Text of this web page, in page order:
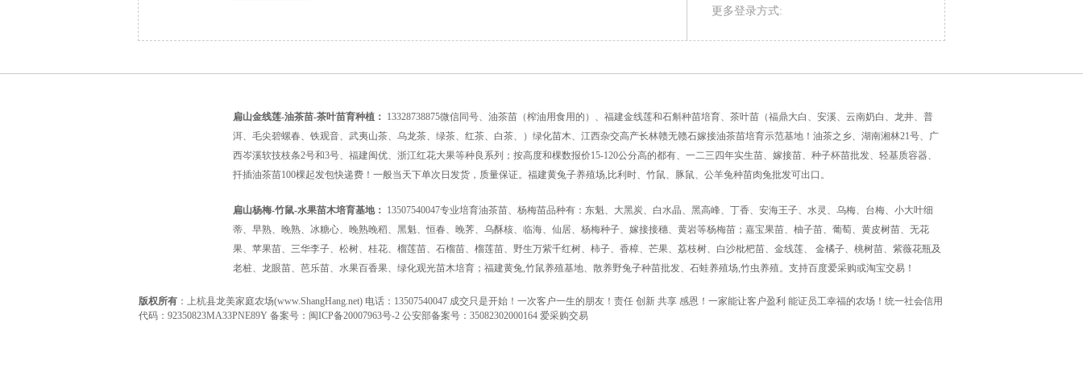
更多登录方式:
扁山金线莲-油茶苗-茶叶苗育种植： 13328738875微信同号、油茶苗（榨油用食用的）、福建金线莲和石斛种苗培育、茶叶苗（福鼎大白、安溪、云南奶白、龙井、普
洱、毛尖碧螺春、铁观音、武夷山茶、乌龙茶、绿茶、红茶、白茶、）绿化苗木、江西杂交高产长林赣无赣石嫁接油茶苗培育示范基地！油茶之乡、湖南湘林21号、广
西岑溪软技枝条2号和3号、福建闽优、浙江红花大果等种良系列；按高度和棵数报价15-120公分高的都有、一二三四年实生苗、嫁接苗、种子杯苗批发、轻基质容器、
扦插油茶苗100棵起发包快递费！一般当天下单次日发货，质量保证。福建黄兔子养殖场,比利时、竹鼠、豚鼠、公羊兔种苗肉兔批发可出口。
扁山杨梅-竹鼠-水果苗木培育基地： 13507540047专业培育油茶苗、杨梅苗品种有：东魁、大黑炭、白水晶、黑高峰、丁香、安海王子、水灵、乌梅、台梅、小大叶细
蒂、早熟、晚熟、冰糖心、晚熟晚稻、黑魁、恒春、晚荠、乌酥核、临海、仙居、杨梅种子、嫁接接穗、黄岩等杨梅苗；嘉宝果苗、柚子苗、葡萄、黄皮树苗、无花
果、苹果苗、三华李子、松树、桂花、榴莲苗、石榴苗、榴莲苗、野生万紫千红树、柿子、香樟、芒果、荔枝树、白沙枇杷苗、金线莲、 金橘子、桃树苗、紫薇花瓶及
老桩、龙眼苗、芭乐苗、水果百香果、绿化观光苗木培育；福建黄兔,竹鼠养殖基地、散养野兔子种苗批发、石蛙养殖场,竹虫养殖。支持百度爱采购或淘宝交易！
版权所有 ：上杭县龙美家庭农场(www.ShangHang.net) 电话：13507540047 成交只是开始！一次客户一生的朋友！责任 创新 共享 感恩！一家能让客户盈利 能证员工幸福的农场！统一社会信用
代码：92350823MA33PNE89Y 备案号： 闽ICP备20007963号-2 公安部备案号：35082302000164 爱采购交易